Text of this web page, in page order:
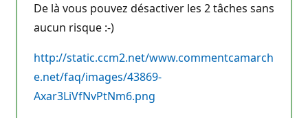
De là vous pouvez désactiver les 2 tâches sans
aucun risque :-)
http://static.ccm2.net/www.commentcamarch
e.net/faq/images/43869-
Axar3LiVfNvPtNm6.png